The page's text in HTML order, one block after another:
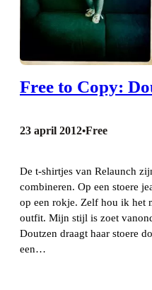
Free to Copy:
23 april 2012•Free
De t-shirtjes van Relaunch
combineren. Op een stoere
op een rokje. Zelf hou ik het
outfit. Mijn stijl is zoet
Doutzen draagt haar stoere
een…